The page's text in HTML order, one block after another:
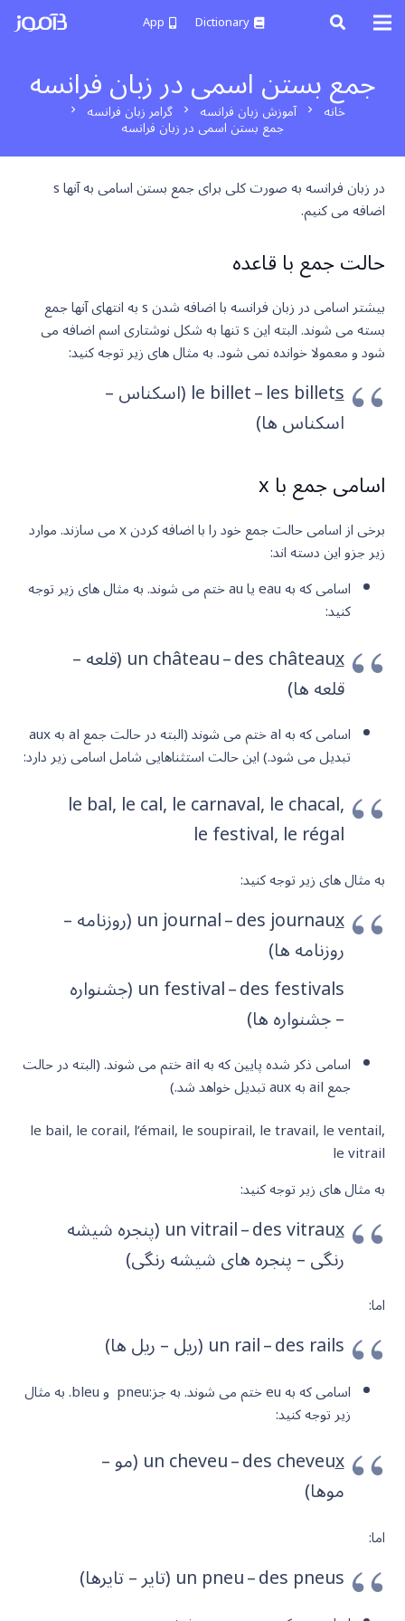
Dictionary
App
جمع بستن اسمی در زبان فرانسه
خانه chevron_right آموزش زبان فرانسه chevron_right گرامر زبان فرانسه chevron_right
جمع بستن اسمی در زبان فرانسه
در زبان فرانسه به صورت کلی برای جمع بستن اسامی به آنها s
اضافه می کنیم.
حالت جمع با قاعده
بیشتر اسامی در زبان فرانسه با اضافه شدن s به انتهای آنها جمع
بسته می شوند. البته این s تنها به شکل نوشتاری اسم اضافه می
شود و معمولا خوانده نمی شود. به مثال های زیر توجه کنید:
le billet – les billets
(اسکناس –
اسکناس ها)
اسامی جمع با x
برخی از اسامی حالت جمع خود را با اضافه کردن x می سازند. موارد
زیر جزو این دسته اند:
اسامی که به eau یا au ختم می شوند. به مثال های زیر توجه
کنید:
un château – des châteaux
(قلعه –
قلعه ها)
اسامی که به al ختم می شوند (البته در حالت جمع al به aux
تبدیل می شود.) این حالت استثناهایی شامل اسامی زیر دارد:
le bal, le cal, le carnaval, le chacal,
le festival, le régal
به مثال های زیر توجه کنید:
un journal – des journaux
(روزنامه –
روزنامه ها)
un festival – des festivals (جشنواره
– جشنواره ها)
اسامی ذکر شده پایین که به ail ختم می شوند. (البته در حالت
جمع ail به aux تبدیل خواهد شد.)
le bail, le corail, l’émail, le soupirail, le travail, le ventail,
le vitrail
به مثال های زیر توجه کنید:
un vitrail – des vitraux
(پنجره شیشه
رنگی – پنجره های شیشه رنگی)
اما:
un rail – des rails (ریل – ریل ها)
اسامی که به eu ختم می شوند. به جز:pneu و bleu. به مثال
زیر توجه کنید:
un cheveu – des cheveux
(مو –
موها)
اما:
un pneu – des pneus (تایر – تایرها)